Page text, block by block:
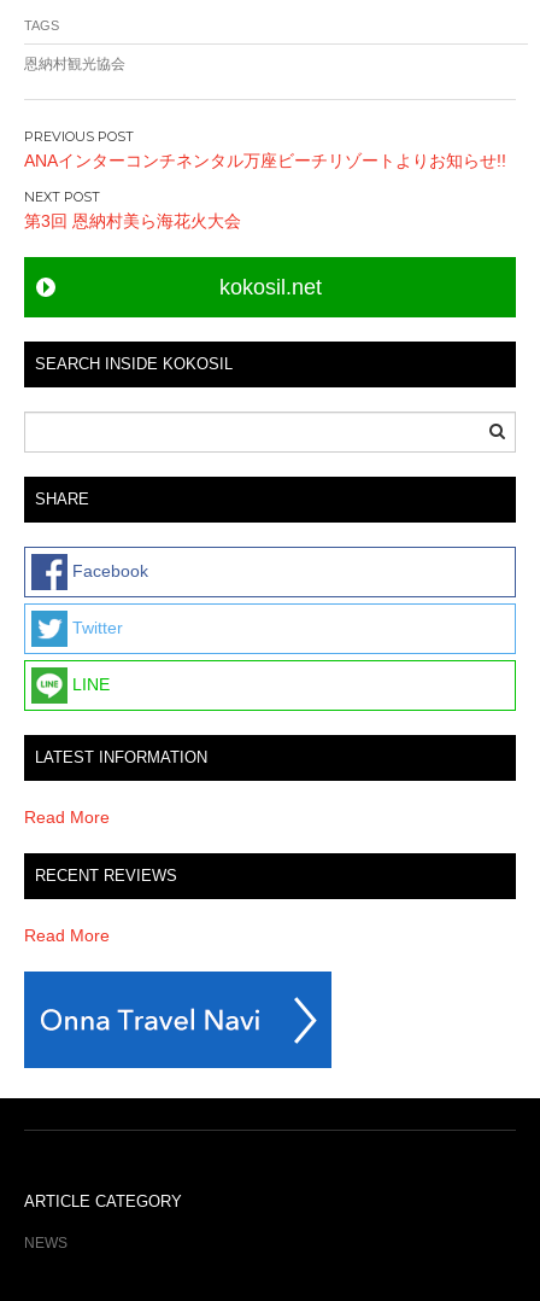
TAGS
恩納村観光協会
P
o
s
t
n
a
v
g
a
t
i
o
n
ANAインターコンチネンタル万座ビーチリゾートよりお知らせ!!
第3回 恩納村美ら海花火大会
kokosil.net
SEARCH INSIDE KOKOSIL
SHARE
Facebook
Twitter
LINE
LATEST INFORMATION
Read More
RECENT REVIEWS
Read More
ARTICLE CATEGORY
NEWS